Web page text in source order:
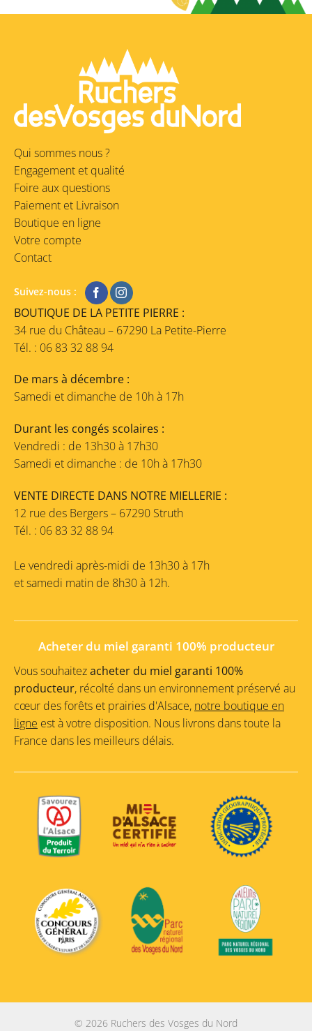
Qui sommes nous ?
Engagement et qualité
Foire aux questions
Paiement et Livraison
Boutique en ligne
Votre compte
Contact
Suivez-nous :
BOUTIQUE DE LA PETITE PIERRE :
34 rue du Château – 67290 La Petite-Pierre
Tél. : 06 83 32 88 94
De mars à décembre :
Samedi et dimanche de 10h à 17h
Durant les congés scolaires :
Vendredi : de 13h30 à 17h30
Samedi et dimanche : de 10h à 17h30
VENTE DIRECTE DANS NOTRE MIELLERIE :
12 rue des Bergers – 67290 Struth
Tél. : 06 83 32 88 94
Le vendredi après-midi de 13h30 à 17h
et samedi matin de 8h30 à 12h.
Acheter du miel garanti 100% producteur
Vous souhaitezacheter du miel garanti 100%
producteur, récolté dans un environnement préservé au
cœur des forêts et prairies d'Alsace, notre boutique en
ligne est à votre disposition. Nous livrons dans toute la
France dans les meilleurs délais.
© 2026 Ruchers des Vosges du Nord